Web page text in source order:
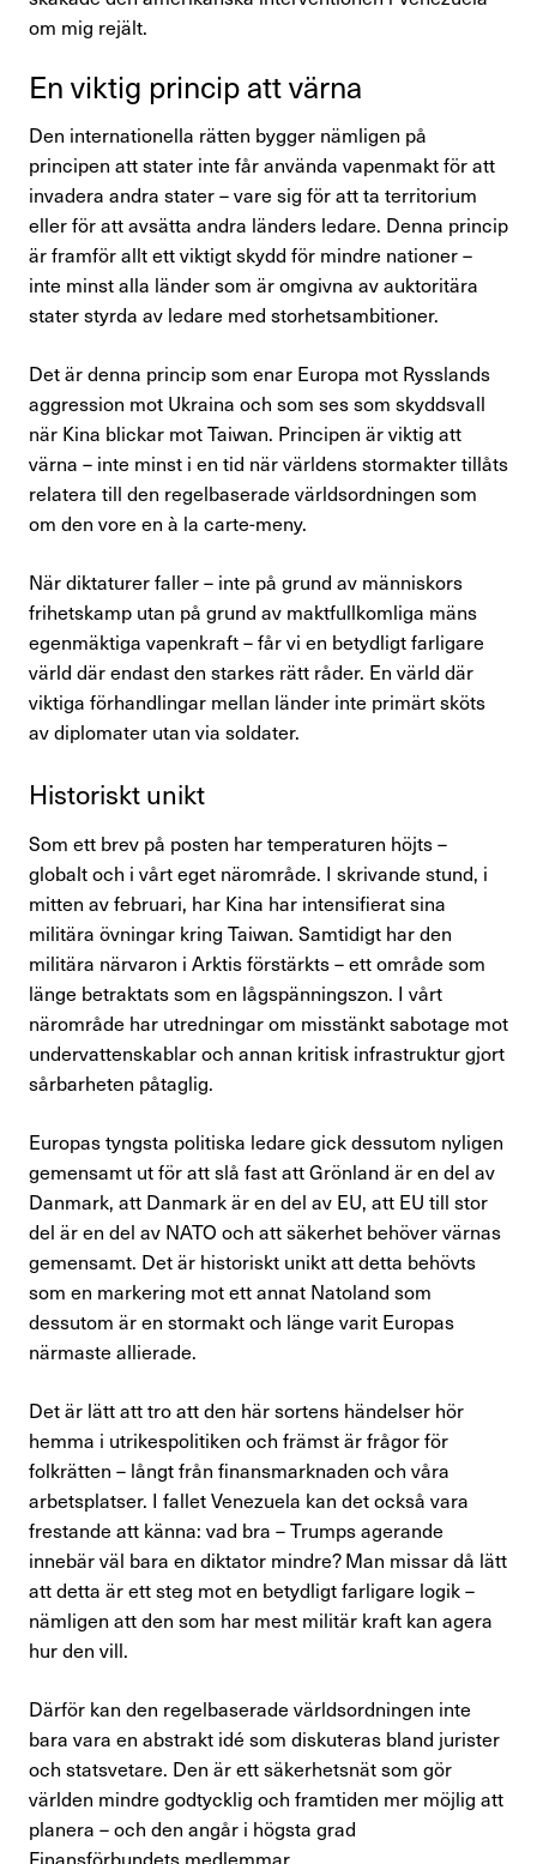
om mig rejält.
En viktig princip att värna
Den internationella rätten bygger nämligen på
principen att stater inte får använda vapenmakt för att
invadera andra stater – vare sig för att ta territorium
eller för att avsätta andra länders ledare. Denna princip
är framför allt ett viktigt skydd för mindre nationer –
inte minst alla länder som är omgivna av auktoritära
stater styrda av ledare med storhetsambitioner.
Det är denna princip som enar Europa mot Rysslands
aggression mot Ukraina och som ses som skyddsvall
när Kina blickar mot Taiwan. Principen är viktig att
värna – inte minst i en tid när världens stormakter tillåts
relatera till den regelbaserade världsordningen som
om den vore en à la carte-meny.
När diktaturer faller – inte på grund av människors
frihetskamp utan på grund av maktfullkomliga mäns
egenmäktiga vapenkraft – får vi en betydligt farligare
värld där endast den starkes rätt råder. En värld där
viktiga förhandlingar mellan länder inte primärt sköts
av diplomater utan via soldater.
Histo­riskt unikt
Som ett brev på posten har temperaturen höjts –
globalt och i vårt eget närområde. I skrivande stund, i
mitten av februari, har Kina har intensifierat sina
militära övningar kring Taiwan. Samtidigt har den
militära närvaron i Arktis förstärkts – ett område som
länge betraktats som en lågspänningszon. I vårt
närområde har utredningar om misstänkt sabotage mot
undervattenskablar och annan kritisk infrastruktur gjort
sårbarheten påtaglig.
Europas tyngsta politiska ledare gick dessutom nyligen
gemensamt ut för att slå fast att Grönland är en del av
Danmark, att Danmark är en del av EU, att EU till stor
del är en del av NATO och att säkerhet behöver värnas
gemensamt. Det är historiskt unikt att detta behövts
som en markering mot ett annat Natoland som
dessutom är en stormakt och länge varit Europas
närmaste allierade.
Det är lätt att tro att den här sortens händelser hör
hemma i utrikespolitiken och främst är frågor för
folkrätten – långt från finansmarknaden och våra
arbetsplatser. I fallet Venezuela kan det också vara
frestande att känna: vad bra – Trumps agerande
innebär väl bara en diktator mindre? Man missar då lätt
att detta är ett steg mot en betydligt farligare logik –
nämligen att den som har mest militär kraft kan agera
hur den vill.
Därför kan den regelbaserade världsordningen inte
bara vara en abstrakt idé som diskuteras bland jurister
och statsvetare. Den är ett säkerhetsnät som gör
världen mindre godtycklig och framtiden mer möjlig att
planera – och den angår i högsta grad